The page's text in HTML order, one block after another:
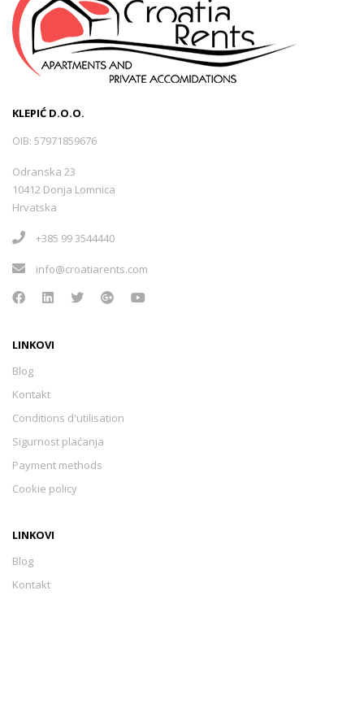
KLEPIĆ D.O.O.
OIB: 57971859676
Odranska 23
10412 Donja Lomnica
Hrvatska
+385 99 3544440
info@croatiarents.com
LINKOVI
Blog
Kontakt
Conditions d'utilisation
Sigurnost plaćanja
Payment methods
Cookie policy
LINKOVI
Blog
Kontakt